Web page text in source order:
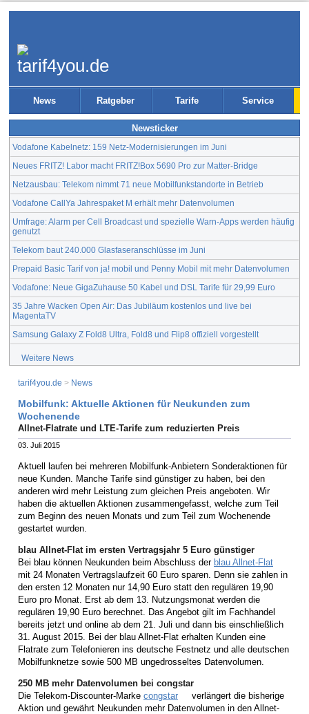
News Ratgeber Tarife Service
Newsticker
Vodafone Kabelnetz: 159 Netz-Modernisierungen im Juni
Neues FRITZ! Labor macht FRITZ!Box 5690 Pro zur Matter-Bridge
Netzausbau: Telekom nimmt 71 neue Mobilfunkstandorte in Betrieb
Vodafone CallYa Jahrespaket M erhält mehr Datenvolumen
Umfrage: Alarm per Cell Broadcast und spezielle Warn-Apps werden häufig
genutzt
Telekom baut 240.000 Glasfaseranschlüsse im Juni
Prepaid Basic Tarif von ja! mobil und Penny Mobil mit mehr Datenvolumen
Vodafone: Neue GigaZuhause 50 Kabel und DSL Tarife für 29,99 Euro
35 Jahre Wacken Open Air: Das Jubiläum kostenlos und live bei
MagentaTV
Samsung Galaxy Z Fold8 Ultra, Fold8 und Flip8 offiziell vorgestellt
Weitere News
tarif4you.de > News
Mobilfunk: Aktuelle Aktionen für Neukunden zum
Wochenende
Allnet-Flatrate und LTE-Tarife zum reduzierten Preis
03. Juli 2015
Aktuell laufen bei mehreren Mobilfunk-Anbietern Sonderaktionen für
neue Kunden. Manche Tarife sind günstiger zu haben, bei den
anderen wird mehr Leistung zum gleichen Preis angeboten. Wir
haben die aktuellen Aktionen zusammengefasst, welche zum Teil
zum Beginn des neuen Monats und zum Teil zum Wochenende
gestartet wurden.
blau Allnet-Flat im ersten Vertragsjahr 5 Euro günstiger
Bei blau können Neukunden beim Abschluss der blau Allnet-Flat
mit 24 Monaten Vertragslaufzeit 60 Euro sparen. Denn sie zahlen in
den ersten 12 Monaten nur 14,90 Euro statt den regulären 19,90
Euro pro Monat. Erst ab dem 13. Nutzungsmonat werden die
regulären 19,90 Euro berechnet. Das Angebot gilt im Fachhandel
bereits jetzt und online ab dem 21. Juli und dann bis einschließlich
31. August 2015. Bei der blau Allnet-Flat erhalten Kunden eine
Flatrate zum Telefonieren ins deutsche Festnetz und alle deutschen
Mobilfunknetze sowie 500 MB ungedrosseltes Datenvolumen.
250 MB mehr Datenvolumen bei congstar
Die Telekom-Discounter-Marke congstar
verlängert die bisherige
Aktion und gewährt Neukunden mehr Datenvolumen in den Allnet-